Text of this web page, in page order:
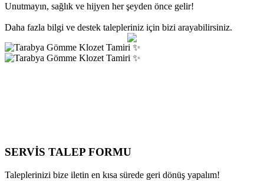
Unutmayın, sağlık ve hijyen her şeyden önce gelir!
Daha fazla bilgi ve destek talepleriniz için bizi arayabilirsiniz.
SERVİS TALEP FORMU
Taleplerinizi bize iletin en kısa sürede geri dönüş yapalım!